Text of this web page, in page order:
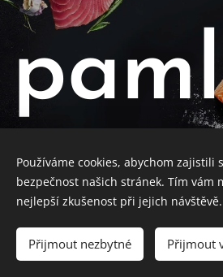
Používáme cookies, abychom zajistili
bezpečnost našich stránek. Tím vám
nejlepší zkušenost při jejich návštěvě.
Přijmout nezbytné Přijmout